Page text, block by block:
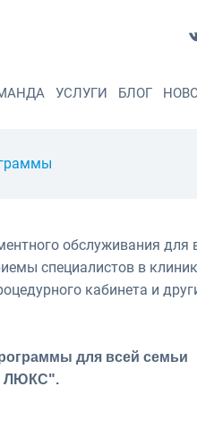
УСЛУГИ БЛОГ
обслуживания для
специалистов в
кабинета и
для всей семьи
ЛЮКС".